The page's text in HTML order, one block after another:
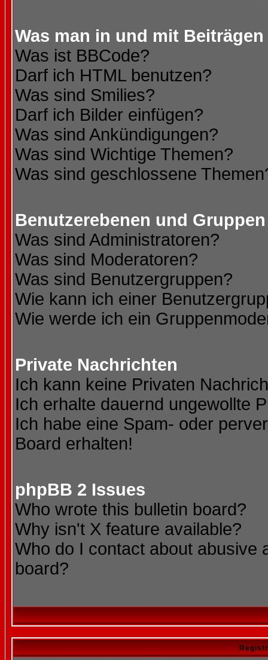
Was man in und mit
Was ist BBCode?
Darf ich HTML benutzen?
Was sind Smilies?
Darf ich Bilder einfügen?
Was sind Ankündigungen?
Was sind Wichtige Themen?
Was sind geschlossene
Benutzerebenen und Gruppen
Was sind Administratoren?
Was sind Moderatoren?
Was sind Benutzergruppen?
Wie kann ich einer
Wie werde ich ein
Private Nachrichten
Ich kann keine Privaten
Ich erhalte dauernd ungewollte
Ich habe eine Spam- oder
Board erhalten!
phpBB 2 Issues
Who wrote this bulletin board?
Why isn't X feature available?
Who do I contact about abusive
board?